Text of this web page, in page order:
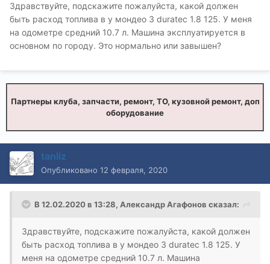
Здравствуйте, подскажите пожалуйста, какой должен
быть расход топлива в у мондео 3 duratec 1.8 125. У меня
на одометре средний 10.7 л. Машина эксплуатируется в
основном по городу. Это нормально или завышен?
Партнеры клуба, запчасти, ремонт, ТО, кузовной ремонт, доп
оборудование
tanliz
Опубликовано 12 февраля, 2020
В 12.02.2020 в 13:28, Александр Агафонов сказал:
Здравствуйте, подскажите пожалуйста, какой должен
быть расход топлива в у мондео 3 duratec 1.8 125. У
меня на одометре средний 10.7 л. Машина